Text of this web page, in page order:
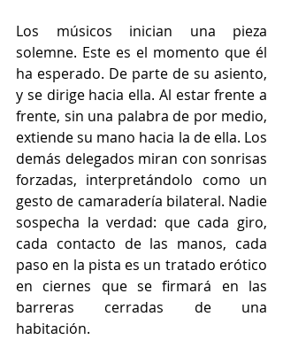
Los músicos inician una pieza
solemne. Este es el momento que él
ha esperado. De parte de su asiento,
y se dirige hacia ella. Al estar frente a
frente, sin una palabra de por medio,
extiende su mano hacia la de ella. Los
demás delegados miran con sonrisas
forzadas, interpretándolo como un
gesto de camaradería bilateral. Nadie
sospecha la verdad: que cada giro,
cada contacto de las manos, cada
paso en la pista es un tratado erótico
en ciernes que se firmará en las
barreras cerradas de una
habitación.